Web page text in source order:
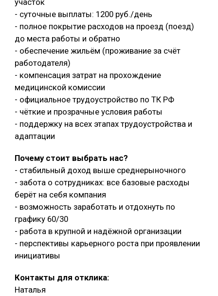
- суточные выплаты: 1200 руб./день
- полное покрытие расходов на проезд (поезд)
до места работы и обратно
- обеспечение жильём (проживание за счёт
работодателя)
- компенсация затрат на прохождение
медицинской комиссии
- официальное трудоустройство по ТК РФ
- чёткие и прозрачные условия работы
- поддержку на всех этапах трудоустройства и
адаптации
Почему стоит выбрать нас?
- стабильный доход выше среднерыночного
- забота о сотрудниках: все базовые расходы
берёт на себя компания
- возможность заработать и отдохнуть по
графику 60/30
- работа в крупной и надёжной организации
- перспективы карьерного роста при проявлении
инициативы
Контакты для отклика:
Наталья